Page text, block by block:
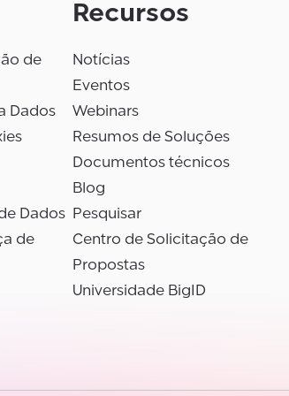
de
Dados
Dados
de
Recursos
Notícias
Eventos
Webinars
Resumos de Soluções
Documentos técnicos
Blog
Pesquisar
Centro de Solicitação de
Propostas
Universidade BigID